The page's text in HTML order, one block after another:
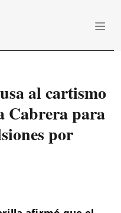
al cartismo
Cabrera para
por